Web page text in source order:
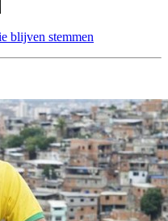
blijven stemmen